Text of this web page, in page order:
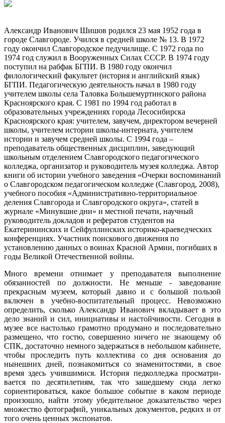
Александр Иванович Шишов родился 23 мая 1952 года в
городе Славгороде. Учился в средней школе № 13. В 1972
году окончил Славгородское педучилище. С 1972 года по
1974 год служил в Вооруженных Силах СССР. В 1974 году
поступил на рабфак БГПИ. В 1980 году окончил
филологический факультет (история и английский язык)
БГПИ. Педагогическую деятельность начал в 1980 году
учителем школы села Таловка Большемуртинского района
Красноярского края. С 1981 по 1994 год работал в
образовательных учреждениях города Лесосибирска
Красноярского края: учителем, завучем, директором вечерней
школы, учителем истории школы-интерната, учителем
истории и завучем средней школы. С 1994 года –
преподаватель общественных дисциплин, заведующий
школьным отделением Славгородского педагогического
колледжа, организатор и руководитель музея колледжа. Автор
книги об истории учебного заведения «Очерки воспоминаний
о Славгородском педагогическом колледже (Славгород, 2008),
учебного пособия «Административно-территориальное
деления Славгорода и Славгородского округа», статей в
журнале «Минувшие дни» и местной печати, научный
руководитель докладов и рефератов студентов на
Екатерининских и Сейфуллинских историко-краеведческих
конференциях. Участник поискового движения по
установлению данных о воинах Красной Армии, погибших в
годы Великой Отечественной войны.
Много времени отнимает у пре­подавателя выполнение
обязанно­стей по должности. Не меньше - за­ведование
прекрасным музеем, который давно и с большой пользой
включен в учебно-воспитательный процесс. Невозможно
определить, сколько Александр Иванович вкла­дывает в это
дело знаний и сил, инициативы и настойчивости. Се­годня в
музее все настолько гра­мотно продумано и последователь­но
размещено, что гостю, совер­шенно ничего не знающему об
СПК, достаточно немного задержаться в небольшом кабинете,
чтобы про­следить путь коллектива со дня основания до
нынешних дней, по­знакомиться со знаменитостями, в свое
время здесь учившимися. История педколледжа просматри­
вается по десятилетиям, так что зашедшему сюда легко
сориенти­роваться, какое большое событие в каком периоде
произошло, найти этому убедительное доказатель­ство через
множество фотографий, уникальных документов, редких и от
того очень ценных экспонатов.